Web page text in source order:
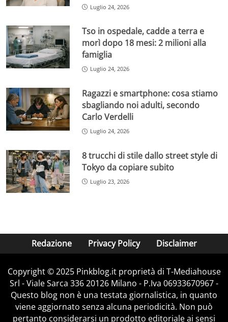
Luglio 24, 2026
Tso in ospedale, cadde a terra e
morì dopo 18 mesi: 2 milioni alla
famiglia
Luglio 24, 2026
Ragazzi e smartphone: cosa stiamo
sbagliando noi adulti, secondo
Carlo Verdelli
Luglio 24, 2026
8 trucchi di stile dallo street style di
Tokyo da copiare subito
Luglio 23, 2026
Redazione Privacy Policy Disclaimer
Copyright © 2025 Pinkblog.it proprietà di T-Mediahouse
Srl - Viale Sarca 336 20126 Milano - P.Iva 06933670967 -
Questo blog non è una testata giornalistica, in quanto
viene aggiornato senza alcuna periodicità. Non può
pertanto considerarsi un prodotto editoriale ai sensi